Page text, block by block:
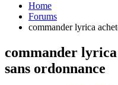
Home
Forums
commander lyrica
commander
sans ordonnance